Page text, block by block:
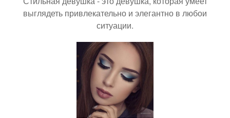
выглядеть привлекательно и элегантно в любои
ситуации.